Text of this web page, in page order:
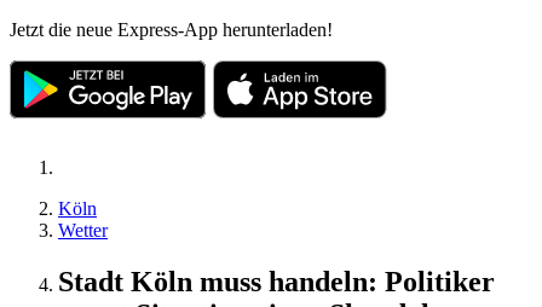
Jetzt die neue Express-App herunterladen!
Köln
Wetter
Stadt Köln muss handeln: Politiker